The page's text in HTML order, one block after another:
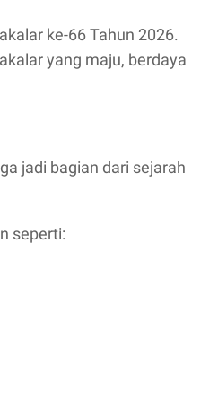
ke-66 Tahun 2026.
yang maju, berdaya
jadi bagian dari sejarah
seperti: